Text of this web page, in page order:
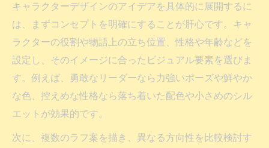
キャラクターデザインのアイデアを具体的に展開するに
は、まずコンセプトを明確にすることが肝心です。キャ
ラクターの役割や物語上の立ち位置、性格や年齢などを
設定し、そのイメージに合ったビジュアル要素を選びま
す。例えば、勇敢なリーダーなら力強いポーズや鮮やか
な色、控えめな性格なら落ち着いた配色や小さめのシル
エットが効果的です。
次に、複数のラフ案を描き、異なる方向性を比較検討す